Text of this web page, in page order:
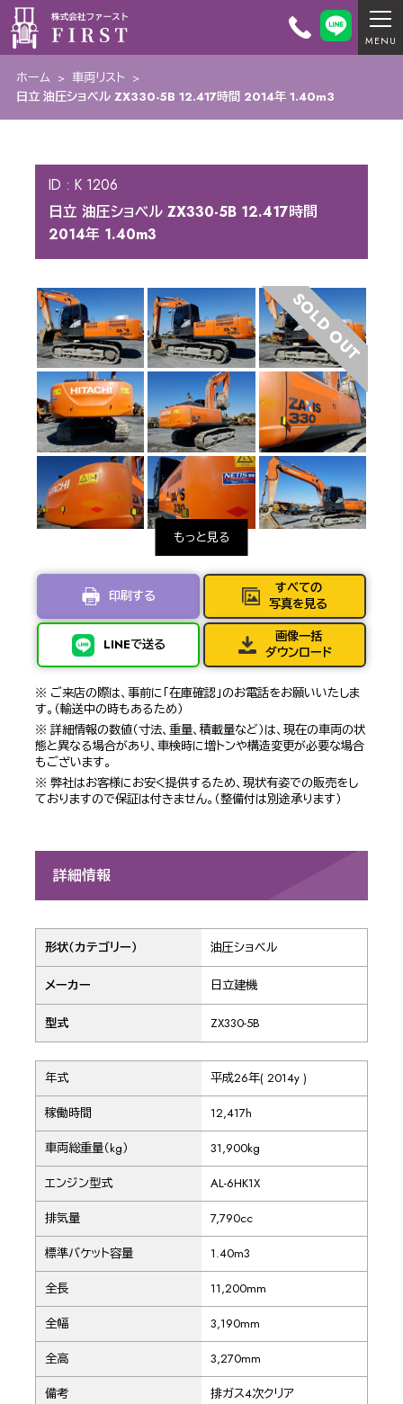
ホーム > 車両リスト >
日立 油圧ショベル ZX330-5B 12.417時間 2014年 1.40m3
ID : K 1206
日立 油圧ショベル ZX330-5B 12.417時間
2014年 1.40m3
SOLD OUT
印刷する
LINEで送る
すべての
写真を見る
画像一括
ダウンロード
※ ご来店の際は、事前に「在庫確認」のお電話をお願いいたしま
す。（輸送中の時もあるため）
※ 詳細情報の数値（寸法、重量、積載量など）は、現在の車両の状
態と異なる場合があり、車検時に増トンや構造変更が必要な場合
もございます。
※ 弊社はお客様にお安く提供するため、現状有姿での販売をし
ておりますので保証は付きません。（整備付は別途承ります）
詳細情報
形状（カテゴリー） 油圧ショベル
メーカー 日立建機
型式 ZX330-5B
年式 平成26年( 2014y )
稼働時間 12,417h
車両総重量（kg） 31,900kg
エンジン型式 AL-6HK1X
排気量 7,790cc
標準バケット容量 1.40m3
全長 11,200mm
全幅 3,190mm
全高 3,270mm
備考 排ガス4次クリア